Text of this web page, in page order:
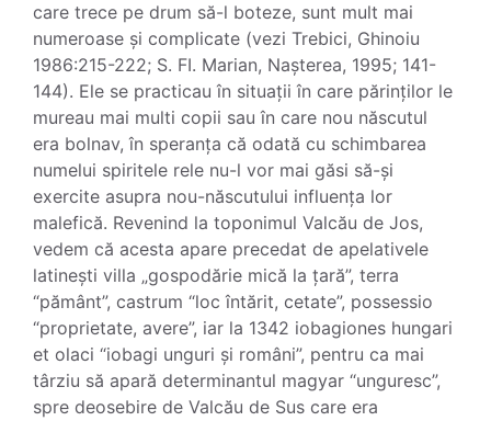
care trece pe drum să-l boteze, sunt mult mai
numeroase și complicate (vezi Trebici, Ghinoiu
1986:215-222; S. FI. Marian, Nașterea, 1995; 141-
144). Ele se practicau în situații în care părinților le
mureau mai multi copii sau în care nou născutul
era bolnav, în speranța că odată cu schimbarea
numelui spiritele rele nu-l vor mai găsi să-și
exercite asupra nou-născutului influența lor
malefică. Revenind la toponimul Valcău de Jos,
vedem că acesta apare precedat de apelativele
latinești villa „gospodărie mică la țară”, terra
“pământ”, castrum “loc întărit, cetate”, possessio
“proprietate, avere”, iar la 1342 iobagiones hungari
et olaci “iobagi unguri și români”, pentru ca mai
târziu să apară determinantul magyar “unguresc”,
spre deosebire de Valcău de Sus care era